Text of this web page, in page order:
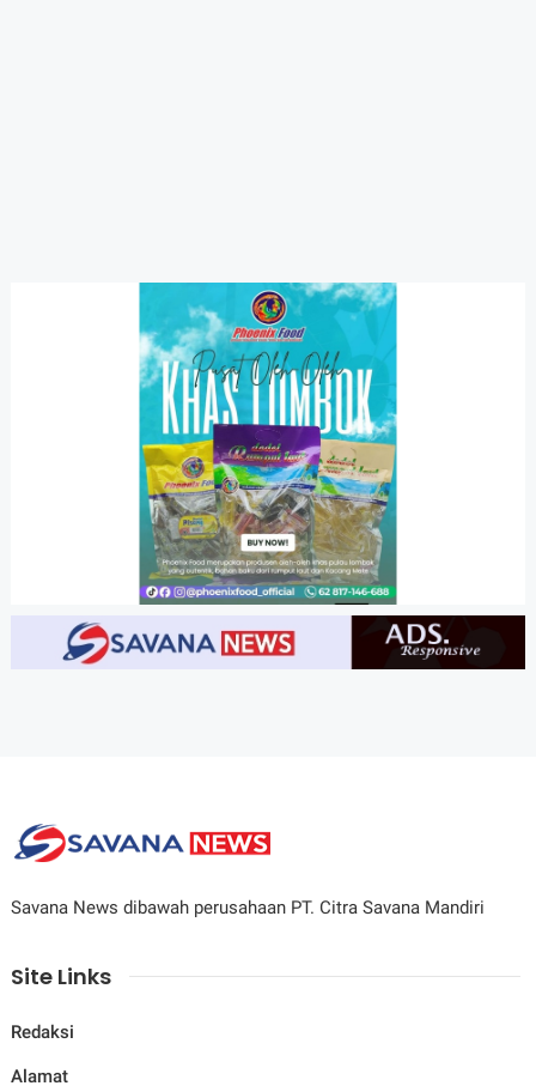
Savana News dibawah perusahaan PT. Citra Savana Mandiri
Site Links
Redaksi
Alamat